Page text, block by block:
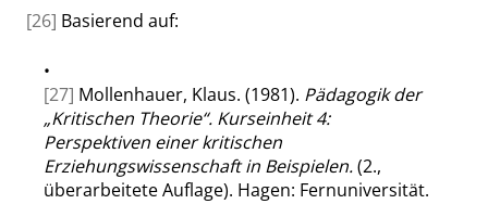
[26] Basierend auf:
•
[27] Mollenhauer, Klaus. (1981). Pädagogik der
„Kritischen Theorie“. Kurseinheit 4:
Perspektiven einer kritischen
Erziehungswissenschaft in Beispielen.(2.,
überarbeitete Auflage). Hagen: Fernuniversität.